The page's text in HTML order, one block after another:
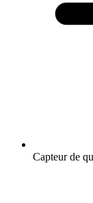
Capteur de